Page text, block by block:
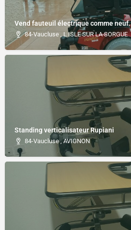
Vend fauteuil électrique comme neuf.
84-Vaucluse , L ISLE SUR LA SORGUE
Standing verticalisateur Rupiani
84-Vaucluse , AVIGNON